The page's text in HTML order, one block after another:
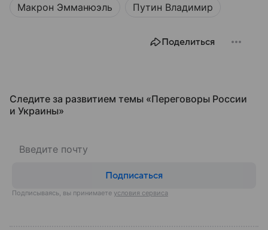
Макрон Эмманюэль Путин Владимир
Поделиться
Следите за развитием темы «Переговоры России
и Украины⁠»
Подписаться
Подписываясь, вы принимаете условия сервиса